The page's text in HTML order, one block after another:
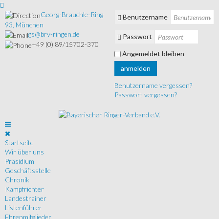
Georg-Brauchle-Ring
93, München
gs@brv-ringen.de
+49 (0) 89/15702-370
Benutzername
Passwort
Angemeldet bleiben
anmelden
Benutzername vergessen?
Passwort vergessen?
Startseite
Wir über uns
Präsidium
Geschäftsstelle
Chronik
Kampfrichter
Landestrainer
Listenführer
Ehrenmitglieder